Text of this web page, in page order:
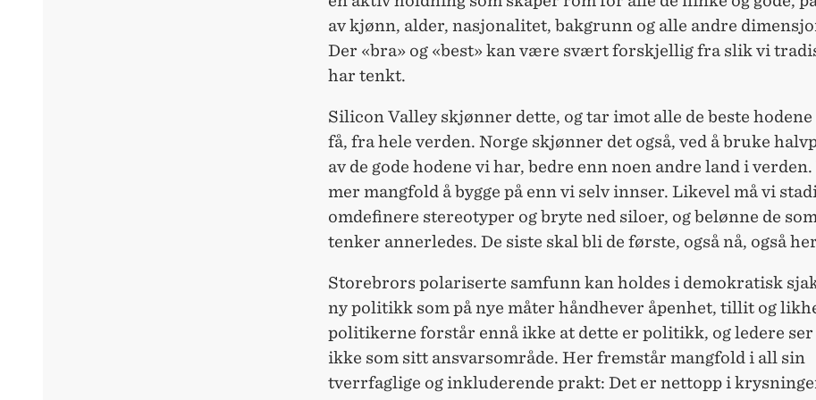
av kjønn, alder, nasjonalitet, bakgrunn og alle andre
Der «bra» og «best» kan være svært forskjellig fra slik vi
har tenkt.
Silicon Valley skjønner dette, og tar imot alle de beste hodene
få, fra hele verden. Norge skjønner det også, ved å bruke
av de gode hodene vi har, bedre enn noen andre land i
mer mangfold å bygge på enn vi selv innser. Likevel må vi
omdefinere stereotyper og bryte ned siloer, og belønne de som
tenker annerledes. De siste skal bli de første, også nå, også
Storebrors polariserte samfunn kan holdes i demokratisk
ny politikk som på nye måter håndhever åpenhet, tillit og
politikerne forstår ennå ikke at dette er politikk, og ledere ser
ikke som sitt ansvarsområde. Her fremstår mangfold i all sin
tverrfaglige og inkluderende prakt: Det er nettopp i